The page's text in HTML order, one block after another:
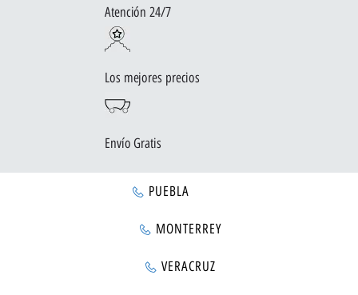
Atención 24/7
Los mejores precios
Envío Gratis
PUEBLA
MONTERREY
VERACRUZ